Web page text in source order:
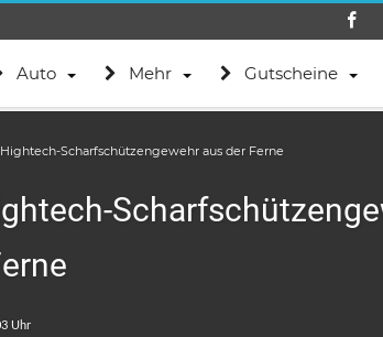
Auto Mehr Gutscheine
Scharfschützengewehr aus der Ferne